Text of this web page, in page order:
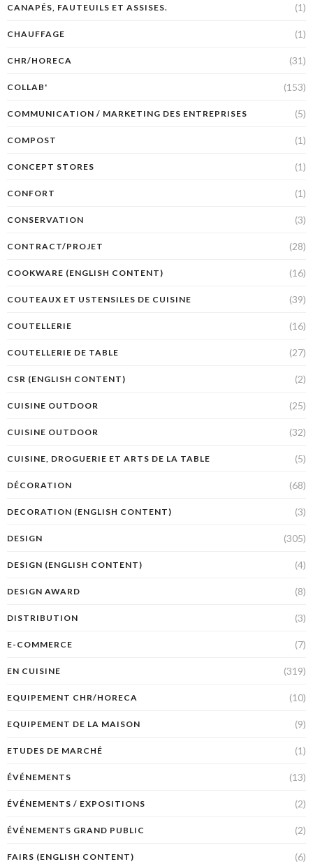
CANAPÉS, FAUTEUILS ET ASSISES. (1)
CHAUFFAGE (1)
CHR/HORECA (31)
COLLAB' (153)
COMMUNICATION / MARKETING DES ENTREPRISES (5)
COMPOST (1)
CONCEPT STORES (1)
CONFORT (1)
CONSERVATION (3)
CONTRACT/PROJET (28)
COOKWARE (ENGLISH CONTENT) (16)
COUTEAUX ET USTENSILES DE CUISINE (39)
COUTELLERIE (16)
COUTELLERIE DE TABLE (27)
CSR (ENGLISH CONTENT) (2)
CUISINE OUTDOOR (25)
CUISINE OUTDOOR (32)
CUISINE, DROGUERIE ET ARTS DE LA TABLE (5)
DÉCORATION (68)
DECORATION (ENGLISH CONTENT) (3)
DESIGN (305)
DESIGN (ENGLISH CONTENT) (4)
DESIGN AWARD (8)
DISTRIBUTION (3)
E-COMMERCE (7)
EN CUISINE (319)
EQUIPEMENT CHR/HORECA (10)
EQUIPEMENT DE LA MAISON (9)
ETUDES DE MARCHÉ (1)
ÉVÉNEMENTS (13)
ÉVÉNEMENTS / EXPOSITIONS (2)
ÉVÉNEMENTS GRAND PUBLIC (2)
FAIRS (ENGLISH CONTENT) (6)